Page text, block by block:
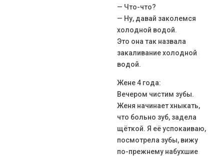
— Что-что?
— Ну, давай заколемся
холодной водой.
Это она так назвала
закаливание холодной
водой.
Жене 4 года:
Вечером чистим зубы.
Женя начинает хныкать,
что больно зуб, задела
щёткой. Я её успокаиваю,
посмотрела зубы, вижу
по-прежнему набухшие